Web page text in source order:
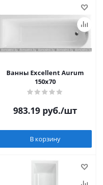
Ванны Excellent Aurum
150x70
983.19руб./шт
В корзину